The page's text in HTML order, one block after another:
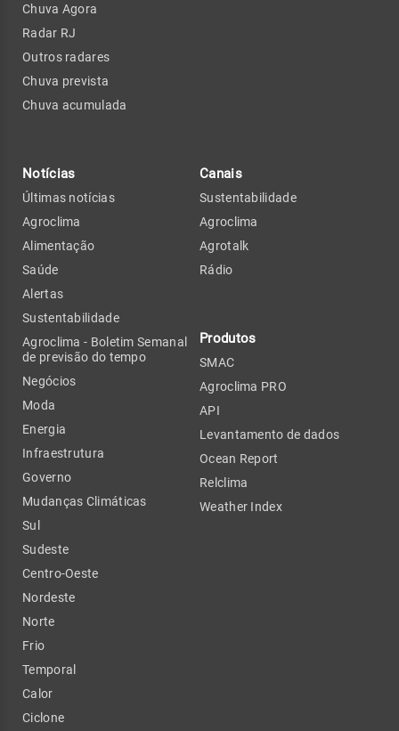
Chuva Agora
Radar RJ
Outros radares
Chuva prevista
Chuva acumulada
Notícias
Últimas notícias
Agroclima
Alimentação
Saúde
Alertas
Sustentabilidade
Agroclima - Boletim Semanal
de previsão do tempo
Negócios
Moda
Energia
Infraestrutura
Governo
Mudanças Climáticas
Sul
Sudeste
Centro-Oeste
Nordeste
Norte
Frio
Temporal
Calor
Ciclone
Canais
Sustentabilidade
Agroclima
Agrotalk
Rádio
Produtos
SMAC
Agroclima PRO
API
Levantamento de dados
Ocean Report
Relclima
Weather Index